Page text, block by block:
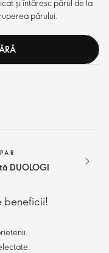
și întăresc părul de la
părului.
DUOLOGI
beneficii!